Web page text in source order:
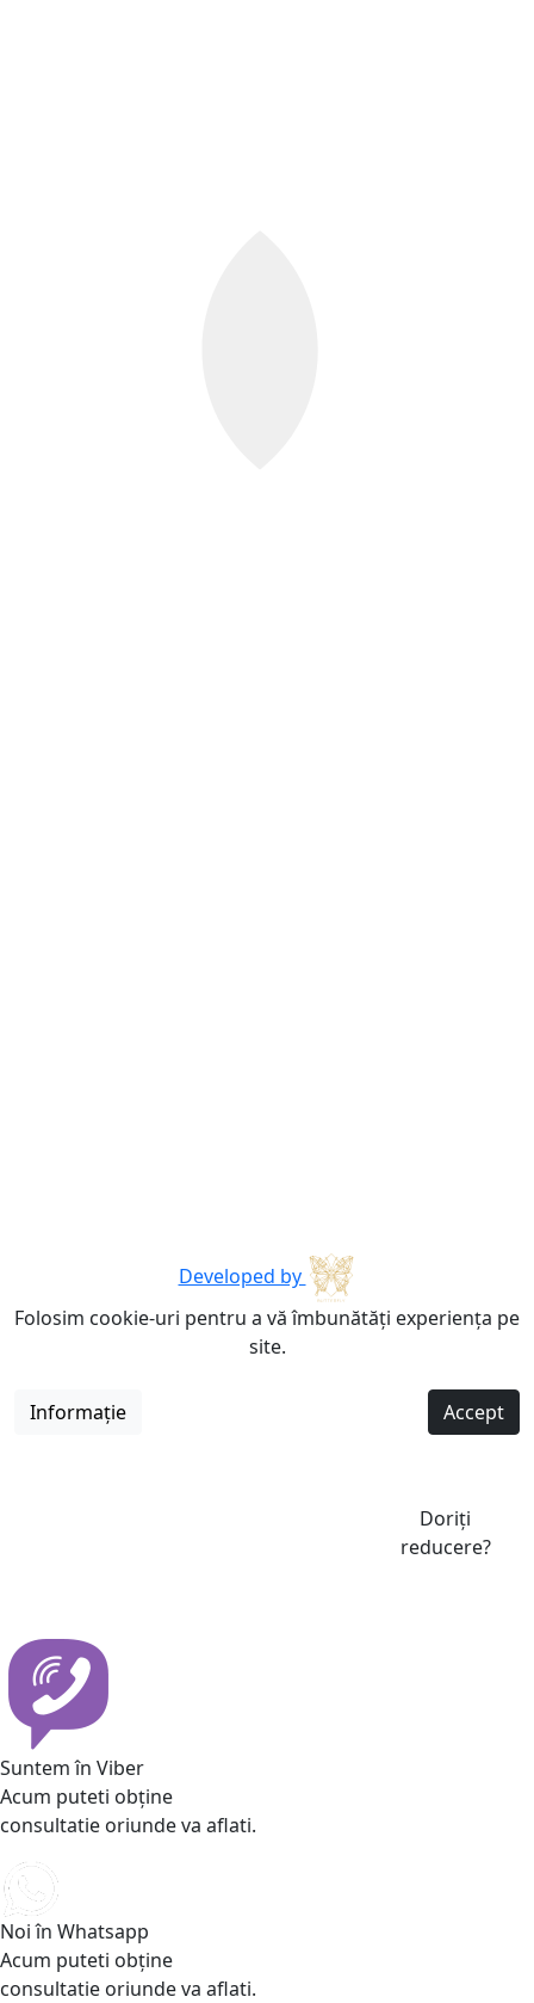
Developed by
Folosim cookie-uri pentru a vă îmbunătăți experiența pe
site.
Informație Accept
Doriți
reducere?
Suntem în Viber
Acum puteti obține
consultatie oriunde va aflati.
Noi în Whatsapp
Acum puteti obține
consultatie oriunde va aflati.